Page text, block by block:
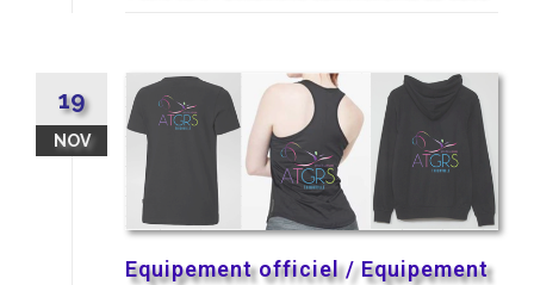
19
NOV
Equipement officiel / Equipement